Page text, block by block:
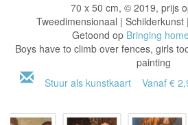
70 x 50 cm, © 2019, prijs
Tweedimensionaal |
Getoond op Bringing
Boys have to climb over fences, girls
painting
Stuur als kunstkaart Vanaf €